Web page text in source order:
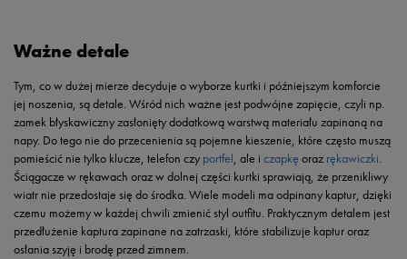
Ważne detale
Tym, co w dużej mierze decyduje o wyborze kurtki i późniejszym komforcie
jej noszenia, są detale. Wśród nich ważne jest podwójne zapięcie, czyli np.
zamek błyskawiczny zasłonięty dodatkową warstwą materiału zapinaną na
napy. Do tego nie do przecenienia są pojemne kieszenie, które często muszą
pomieścić nie tylko klucze, telefon czy portfel, ale i czapkę oraz rękawiczki.
Ściągacze w rękawach oraz w dolnej części kurtki sprawiają, że przenikliwy
wiatr nie przedostaje się do środka. Wiele modeli ma odpinany kaptur, dzięki
czemu możemy w każdej chwili zmienić styl outfitu. Praktycznym detalem jest
przedłużenie kaptura zapinane na zatrzaski, które stabilizuje kaptur oraz
osłania szyję i brodę przed zimnem.